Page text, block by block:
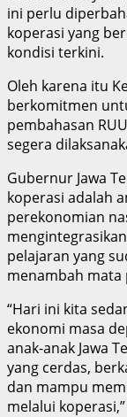
ini perlu
koperasi yang
kondisi terkini.
Oleh karena itu
berkomitmen
pembahasan
segera
Gubernur Jawa
koperasi adalah
perekonomian
pelajaran yang
menambah mata
“Hari ini kita
ekonomi masa
anak-anak Jawa
yang cerdas,
dan mampu
melalui